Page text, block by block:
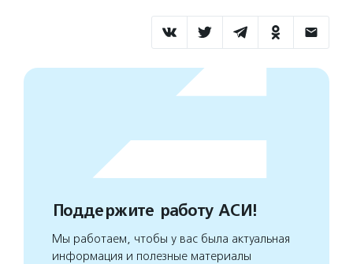
Поддержите работу АСИ!
Мы работаем, чтобы у вас была актуальная
информация и полезные материалы